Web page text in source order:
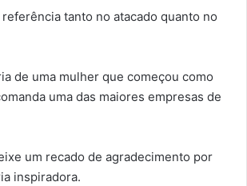
tanto no atacado quanto no
de uma mulher que começou como
uma das maiores empresas de
um recado de agradecimento por
inspiradora.